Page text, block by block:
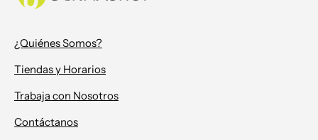
¿Quiénes Somos?
Tiendas y Horarios
Trabaja con Nosotros
Contáctanos